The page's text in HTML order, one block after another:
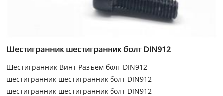
Шестигранник шестигранник болт DIN912
Шестигранник Винт Разъем болт DIN912
шестигранник шестигранник болт DIN912
шестигранник шестигранник болт DIN912